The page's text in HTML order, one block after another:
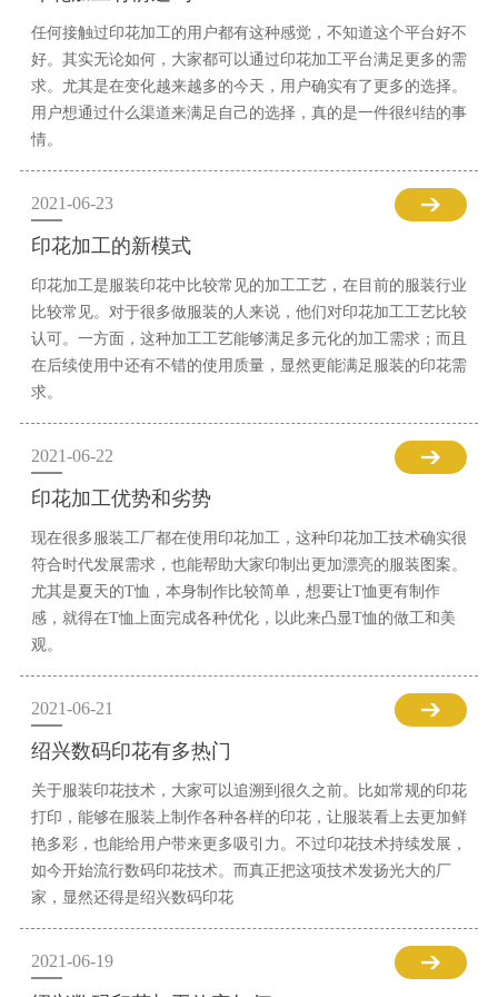
任何接触过印花加工的用户都有这种感觉，不知道这个平台好不
好。其实无论如何，大家都可以通过印花加工平台满足更多的需
求。尤其是在变化越来越多的今天，用户确实有了更多的选择。
用户想通过什么渠道来满足自己的选择，真的是一件很纠结的事
情。
2021-06-23
印花加工的新模式
印花加工是服装印花中比较常见的加工工艺，在目前的服装行业
比较常见。对于很多做服装的人来说，他们对印花加工工艺比较
认可。一方面，这种加工工艺能够满足多元化的加工需求；而且
在后续使用中还有不错的使用质量，显然更能满足服装的印花需
求。
2021-06-22
印花加工优势和劣势
现在很多服装工厂都在使用印花加工，这种印花加工技术确实很
符合时代发展需求，也能帮助大家印制出更加漂亮的服装图案。
尤其是夏天的T恤，本身制作比较简单，想要让T恤更有制作
感，就得在T恤上面完成各种优化，以此来凸显T恤的做工和美
观。
2021-06-21
绍兴数码印花有多热门
关于服装印花技术，大家可以追溯到很久之前。比如常规的印花
打印，能够在服装上制作各种各样的印花，让服装看上去更加鲜
艳多彩，也能给用户带来更多吸引力。不过印花技术持续发展，
如今开始流行数码印花技术。而真正把这项技术发扬光大的厂
家，显然还得是绍兴数码印花
2021-06-19